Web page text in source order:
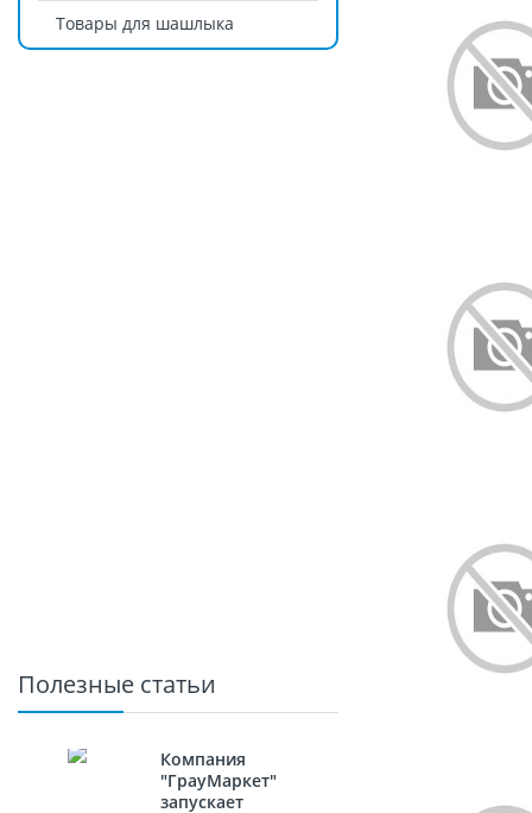
Товары для шашлыка
Полезные статьи
Компания
"ГрауМаркет"
запускает